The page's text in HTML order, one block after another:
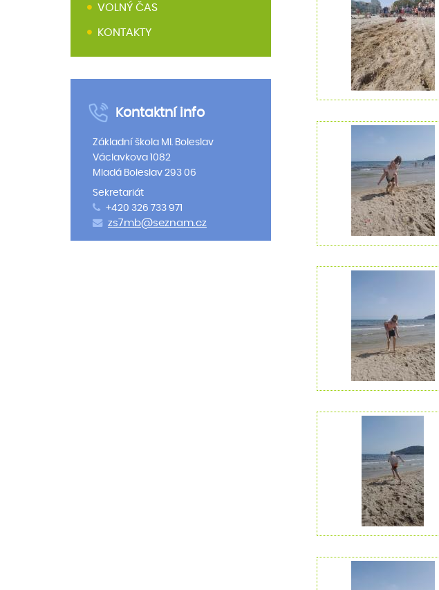
VOLNÝ ČAS
KONTAKTY
Kontaktní info
Základní škola Ml. Boleslav
Václavkova 1082
Mladá Boleslav 293 06
Sekretariát
+420 326 733 971
zs7mb@seznam.cz